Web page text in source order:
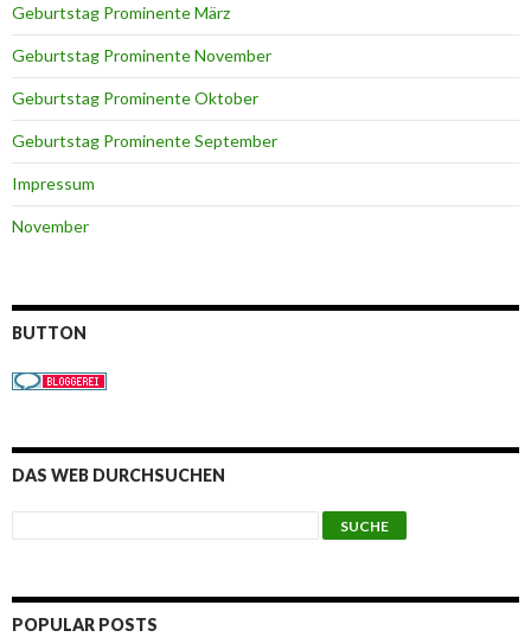
Geburtstag Prominente März
Geburtstag Prominente November
Geburtstag Prominente Oktober
Geburtstag Prominente September
Impressum
November
BUTTON
DAS WEB DURCHSUCHEN
POPULAR POSTS